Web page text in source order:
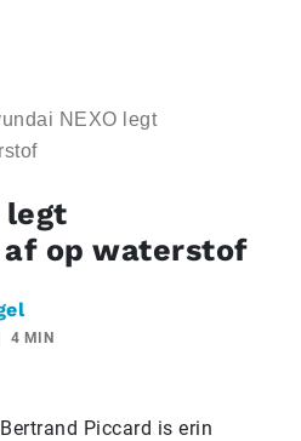
NEXO legt
legt
op waterstof
4 MIN
Piccard is erin